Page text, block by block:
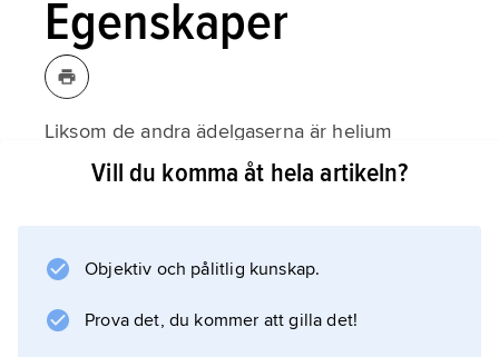
Egenskaper
Liksom de andra ädelgaserna är helium
enatomig och utan färg, lukt och smak. Den
lättaste av alla gaser. Helium har lägst
kokpunkt av alla grundämnen, 4,216 K eller
Vill du komma åt hela artikeln?
Objektiv och pålitlig kunskap.
Prova det, du kommer att gilla det!